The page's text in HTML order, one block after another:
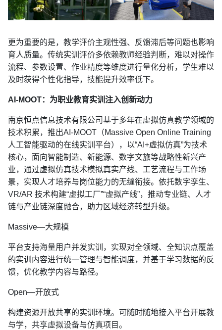
更为重要的是，教学评价主观性强、反馈滞后等问题也影响
育人质量。传统实训评价多依赖教师经验判断，难以对操作
流程、参数设置、作业精度等维度进行量化分析，学生难以
及时获得个性化指导，技能提升效率低下。
AI-MOOT：为职业教育实训注入创新动力
南京恒点信息技术有限公司基于多年在虚拟仿真教学领域的
技术积累，推出AI-MOOT（Massive Open Online Training
人工智能驱动的在线实训平台），以“AI+虚拟仿真”为技术
核心，面向智能制造、新能源、数字文旅等战略性新兴产
业，通过虚拟仿真技术模拟真实产线、工艺流程与工作场
景，实现人才培养与岗位能力的无缝衔接。依托数字孪生、
VR/AR 技术构建“虚拟工厂”“虚拟产线”，推动专业链、人才
链与产业链深度融合，助力区域经济转型升级。
Massive—大规模
平台支持海量用户并发实训，实现对全领域、全知识点覆盖
的实训内容进行统一管理与智能调度，并基于学习数据的反
馈，优化教学内容与路径。
Open—开放式
构建资源开放共享的实训环境。可随时随地接入平台开展教
与学，共享虚拟设备与仿真项目。